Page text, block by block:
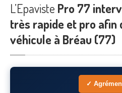
Recyclagevoiture usagée
Destructionde voiture
EpavisteGratuit
Rachatvoiture accidentée
L’Epaviste Pro 77
très rapide et pro afin
véhicule à Bréau (77)
✓